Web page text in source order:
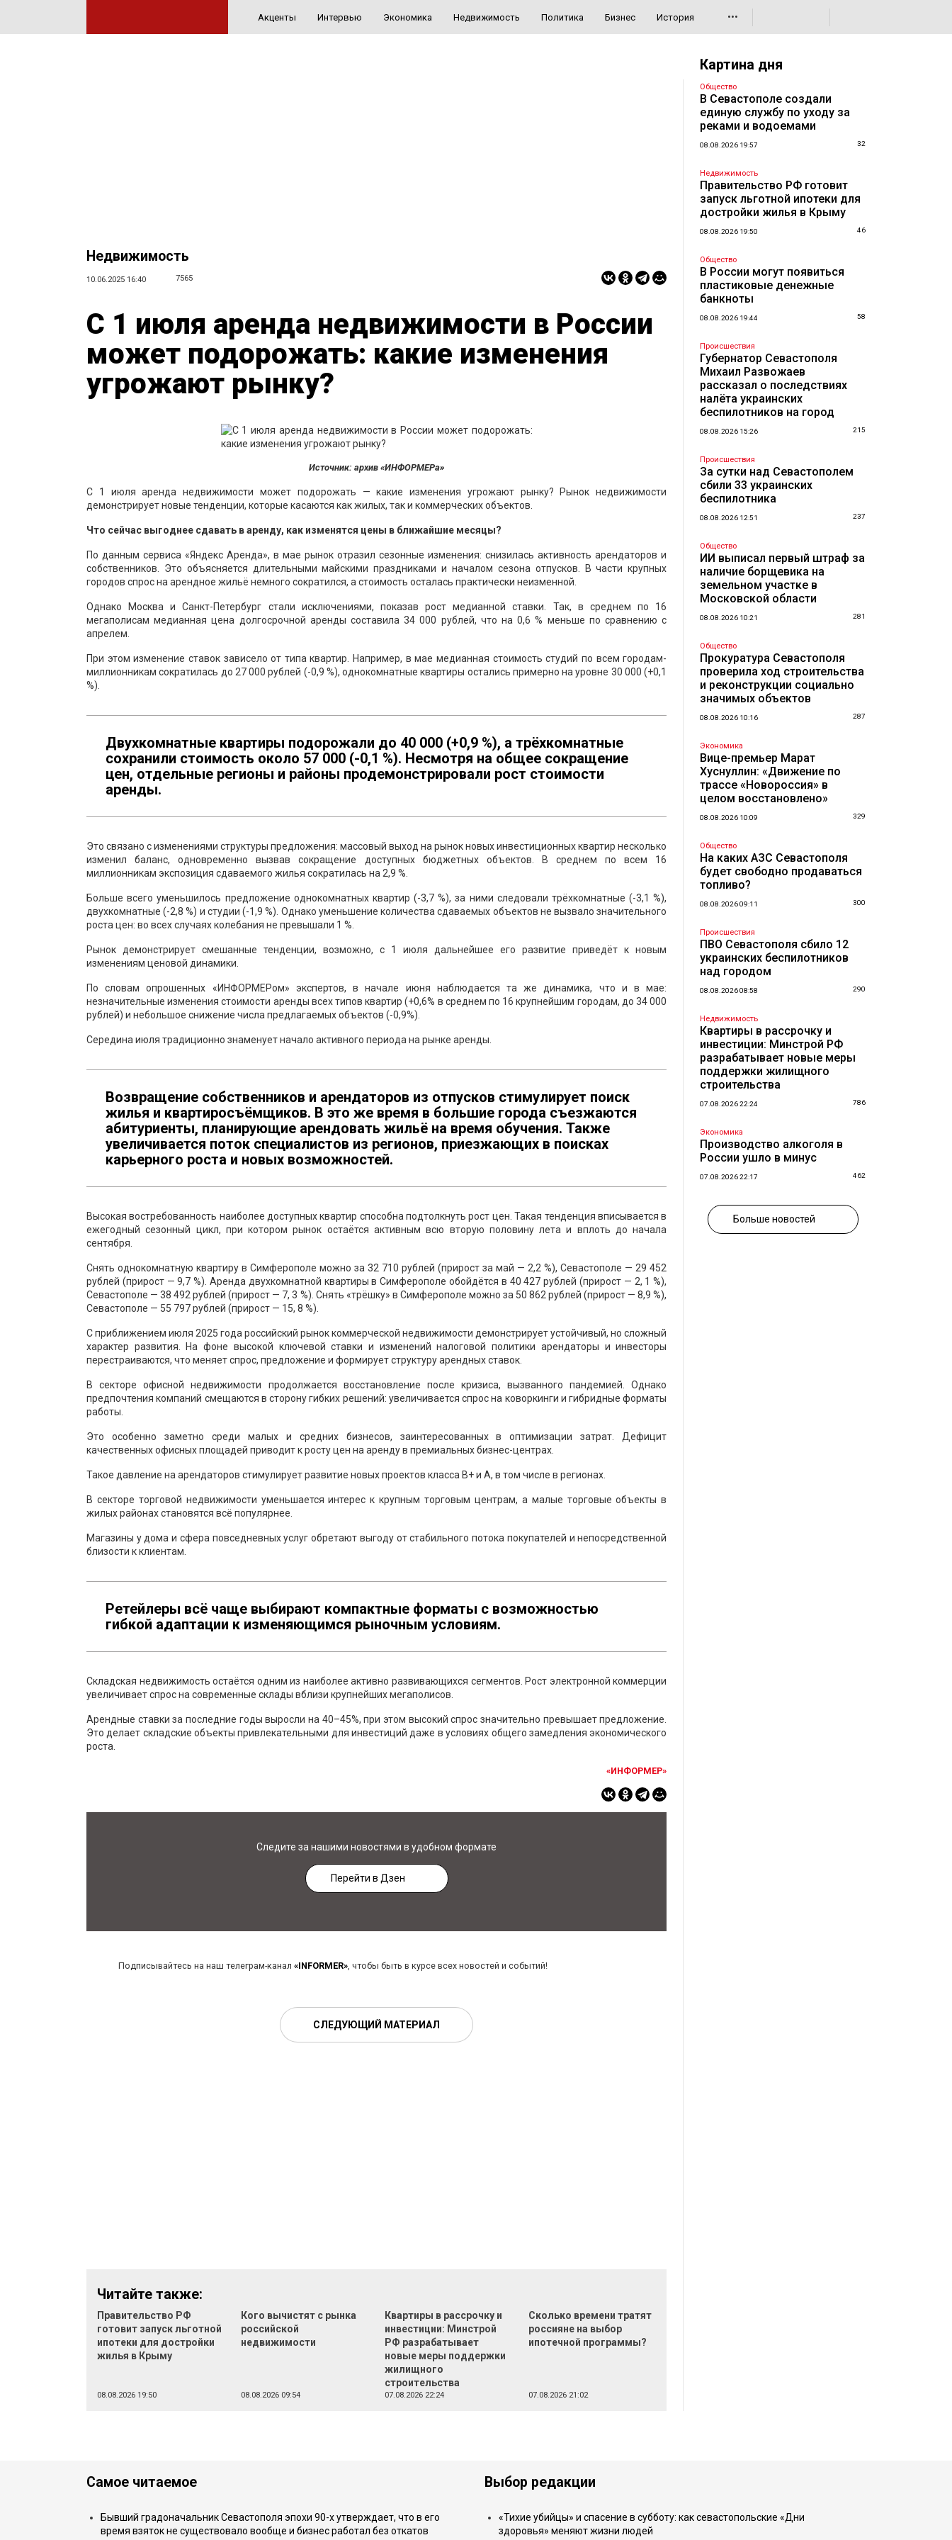
Акценты Интервью Экономика Недвижимость Политика Бизнес История •••
Недвижимость
10.06.2025 16:40 7565
С 1 июля аренда недвижимости в России
может подорожать: какие изменения
угрожают рынку?
Источник: архив «ИНФОРМЕРа»
С 1 июля аренда недвижимости может подорожать — какие изменения угрожают рынку? Рынок недвижимости
демонстрирует новые тенденции, которые касаются как жилых, так и коммерческих объектов.
Что сейчас выгоднее сдавать в аренду, как изменятся цены в ближайшие месяцы?
По данным сервиса «Яндекс Аренда», в мае рынок отразил сезонные изменения: снизилась активность арендаторов и
собственников. Это объясняется длительными майскими праздниками и началом сезона отпусков. В части крупных
городов спрос на арендное жильё немного сократился, а стоимость осталась практически неизменной.
Однако Москва и Санкт-Петербург стали исключениями, показав рост медианной ставки. Так, в среднем по 16
мегаполисам медианная цена долгосрочной аренды составила 34 000 рублей, что на 0,6 % меньше по сравнению с
апрелем.
При этом изменение ставок зависело от типа квартир. Например, в мае медианная стоимость студий по всем городам-
миллионникам сократилась до 27 000 рублей (-0,9 %), однокомнатные квартиры остались примерно на уровне 30 000 (+0,1
%).
Двухкомнатные квартиры подорожали до 40 000 (+0,9 %), а трёхкомнатные
сохранили стоимость около 57 000 (-0,1 %). Несмотря на общее сокращение
цен, отдельные регионы и районы продемонстрировали рост стоимости
аренды.
Это связано с изменениями структуры предложения: массовый выход на рынок новых инвестиционных квартир несколько
изменил баланс, одновременно вызвав сокращение доступных бюджетных объектов. В среднем по всем 16
миллионникам экспозиция сдаваемого жилья сократилась на 2,9 %.
Больше всего уменьшилось предложение однокомнатных квартир (-3,7 %), за ними следовали трёхкомнатные (-3,1 %),
двухкомнатные (-2,8 %) и студии (-1,9 %). Однако уменьшение количества сдаваемых объектов не вызвало значительного
роста цен: во всех случаях колебания не превышали 1 %.
Рынок демонстрирует смешанные тенденции, возможно, с 1 июля дальнейшее его развитие приведёт к новым
изменениям ценовой динамики.
По словам опрошенных «ИНФОРМЕРом» экспертов, в начале июня наблюдается та же динамика, что и в мае:
незначительные изменения стоимости аренды всех типов квартир (+0,6% в среднем по 16 крупнейшим городам, до 34 000
рублей) и небольшое снижение числа предлагаемых объектов (-0,9%).
Середина июля традиционно знаменует начало активного периода на рынке аренды.
Возвращение собственников и арендаторов из отпусков стимулирует поиск
жилья и квартиросъёмщиков. В это же время в большие города съезжаются
абитуриенты, планирующие арендовать жильё на время обучения. Также
увеличивается поток специалистов из регионов, приезжающих в поисках
карьерного роста и новых возможностей.
Высокая востребованность наиболее доступных квартир способна подтолкнуть рост цен. Такая тенденция вписывается в
ежегодный сезонный цикл, при котором рынок остаётся активным всю вторую половину лета и вплоть до начала
сентября.
Снять однокомнатную квартиру в Симферополе можно за 32 710 рублей (прирост за май — 2,2 %), Севастополе — 29 452
рублей (прирост — 9,7 %). Аренда двухкомнатной квартиры в Симферополе обойдётся в 40 427 рублей (прирост — 2, 1 %),
Севастополе — 38 492 рублей (прирост — 7, 3 %). Снять «трёшку» в Симферополе можно за 50 862 рублей (прирост — 8,9 %),
Севастополе — 55 797 рублей (прирост — 15, 8 %).
С приближением июля 2025 года российский рынок коммерческой недвижимости демонстрирует устойчивый, но сложный
характер развития. На фоне высокой ключевой ставки и изменений налоговой политики арендаторы и инвесторы
перестраиваются, что меняет спрос, предложение и формирует структуру арендных ставок.
В секторе офисной недвижимости продолжается восстановление после кризиса, вызванного пандемией. Однако
предпочтения компаний смещаются в сторону гибких решений: увеличивается спрос на коворкинги и гибридные форматы
работы.
Это особенно заметно среди малых и средних бизнесов, заинтересованных в оптимизации затрат. Дефицит
качественных офисных площадей приводит к росту цен на аренду в премиальных бизнес-центрах.
Такое давление на арендаторов стимулирует развитие новых проектов класса B+ и A, в том числе в регионах.
В секторе торговой недвижимости уменьшается интерес к крупным торговым центрам, а малые торговые объекты в
жилых районах становятся всё популярнее.
Магазины у дома и сфера повседневных услуг обретают выгоду от стабильного потока покупателей и непосредственной
близости к клиентам.
Ретейлеры всё чаще выбирают компактные форматы с возможностью
гибкой адаптации к изменяющимся рыночным условиям.
Складская недвижимость остаётся одним из наиболее активно развивающихся сегментов. Рост электронной коммерции
увеличивает спрос на современные склады вблизи крупнейших мегаполисов.
Арендные ставки за последние годы выросли на 40–45%, при этом высокий спрос значительно превышает предложение.
Это делает складские объекты привлекательными для инвестиций даже в условиях общего замедления экономического
роста.
«ИНФОРМЕР»
Следите за нашими новостями в удобном формате
Перейти в Дзен
Подписывайтесь на наш телеграм-канал «INFORMER», чтобы быть в курсе всех новостей и событий!
СЛЕДУЮЩИЙ МАТЕРИАЛ
Читайте также:
Правительство РФ
готовит запуск льготной
ипотеки для достройки
жилья в Крыму
08.08.2026 19:50
Кого вычистят с рынка
российской
недвижимости
08.08.2026 09:54
Квартиры в рассрочку и
инвестиции: Минстрой
РФ разрабатывает
новые меры поддержки
жилищного
строительства
07.08.2026 22:24
Сколько времени тратят
россияне на выбор
ипотечной программы?
07.08.2026 21:02
Картина дня
Общество
В Севастополе создали
единую службу по уходу за
реками и водоемами
08.08.2026 19:57 32
Недвижимость
Правительство РФ готовит
запуск льготной ипотеки для
достройки жилья в Крыму
08.08.2026 19:50 46
Общество
В России могут появиться
пластиковые денежные
банкноты
08.08.2026 19:44 58
Происшествия
Губернатор Севастополя
Михаил Развожаев
рассказал о последствиях
налёта украинских
беспилотников на город
08.08.2026 15:26 215
Происшествия
За сутки над Севастополем
сбили 33 украинских
беспилотника
08.08.2026 12:51 237
Общество
ИИ выписал первый штраф за
наличие борщевика на
земельном участке в
Московской области
08.08.2026 10:21 281
Общество
Прокуратура Севастополя
проверила ход строительства
и реконструкции социально
значимых объектов
08.08.2026 10:16 287
Экономика
Вице-премьер Марат
Хуснуллин: «Движение по
трассе «Новороссия» в
целом восстановлено»
08.08.2026 10:09 329
Общество
На каких АЗС Севастополя
будет свободно продаваться
топливо?
08.08.2026 09:11 300
Происшествия
ПВО Севастополя сбило 12
украинских беспилотников
над городом
08.08.2026 08:58 290
Недвижимость
Квартиры в рассрочку и
инвестиции: Минстрой РФ
разрабатывает новые меры
поддержки жилищного
строительства
07.08.2026 22:24 786
Экономика
Производство алкоголя в
России ушло в минус
07.08.2026 22:17 462
Больше новостей
Самое читаемое
Бывший градоначальник Севастополя эпохи 90-х утверждает, что в его
время взяток не существовало вообще и бизнес работал без откатов
Выбор редакции
«Тихие убийцы» и спасение в субботу: как севастопольские «Дни
здоровья» меняют жизни людей